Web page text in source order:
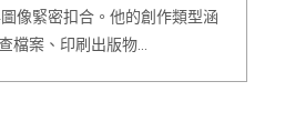
像緊密扣合。他的創作類型涵
檔案、印刷出版物…